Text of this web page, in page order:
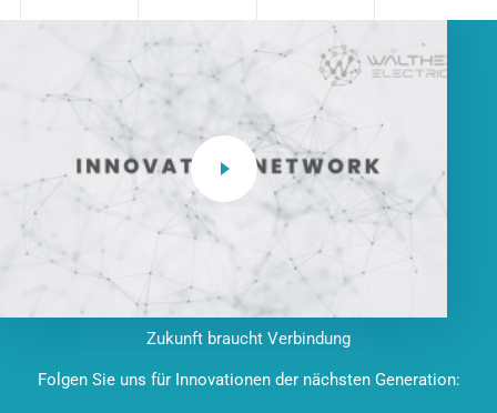
Zukunft braucht Verbindung
Folgen Sie uns für Innovationen der nächsten Generation: